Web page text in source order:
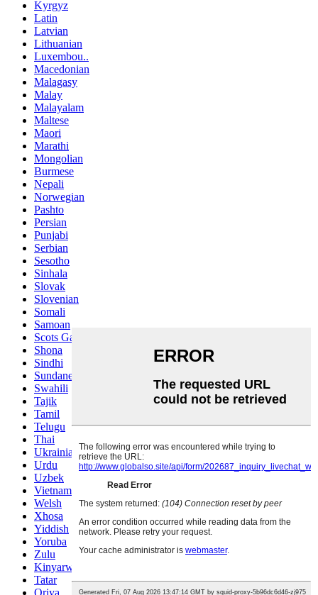
Kyrgyz
Latin
Latvian
Lithuanian
Luxembou..
Macedonian
Malagasy
Malay
Malayalam
Maltese
Maori
Marathi
Mongolian
Burmese
Nepali
Norwegian
Pashto
Persian
Punjabi
Serbian
Sesotho
Sinhala
Slovak
Slovenian
Somali
Samoan
Scots Gaelic
Shona
Sindhi
Sundanese
Swahili
Tajik
Tamil
Telugu
Thai
Ukrainian
Urdu
Uzbek
Vietnamese
Welsh
Xhosa
Yiddish
Yoruba
Zulu
Kinyarwanda
Tatar
Oriya